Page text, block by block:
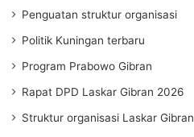
Penguatan struktur organisasi
Politik Kuningan terbaru
Program Prabowo Gibran
Rapat DPD Laskar Gibran 2026
Struktur organisasi Laskar Gibran